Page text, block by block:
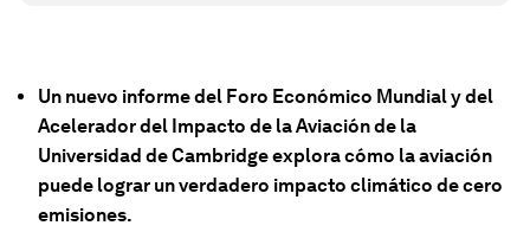
Un nuevo informe del Foro Económico Mundial y del
Acelerador del Impacto de la Aviación de la
Universidad de Cambridge explora cómo la aviación
puede lograr un verdadero impacto climático de cero
emisiones.